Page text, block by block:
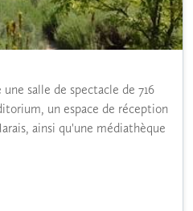
salle de spectacle de 716
un espace de réception
ainsi qu'une médiathèque